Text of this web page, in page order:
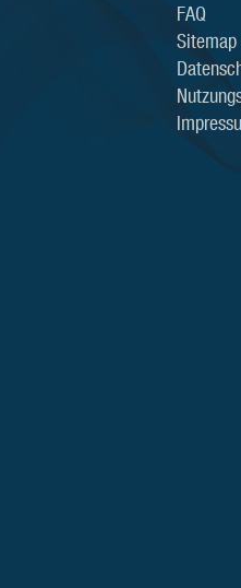
FAQ
Sitemap